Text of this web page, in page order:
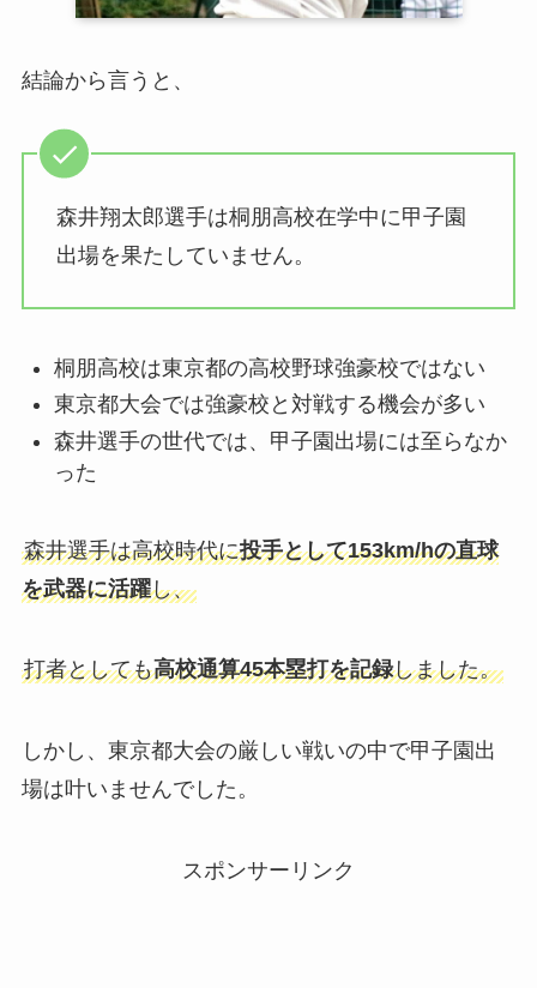
結論から言うと、
森井翔太郎選手は桐朋高校在学中に甲子園
出場を果たしていません。
桐朋高校は東京都の高校野球強豪校ではない
東京都大会では強豪校と対戦する機会が多い
森井選手の世代では、甲子園出場には至らなか
った
森井選手は高校時代に投手として153km/hの直球
を武器に活躍し、
打者としても高校通算45本塁打を記録しました。
しかし、東京都大会の厳しい戦いの中で甲子園出
場は叶いませんでした。
スポンサーリンク